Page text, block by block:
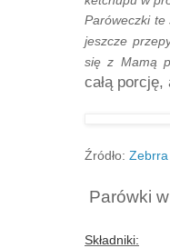
Paróweczki
jeszcze
się z Mamą
całą porcję,
Źródło: Zebrra
Parówki
Składniki: